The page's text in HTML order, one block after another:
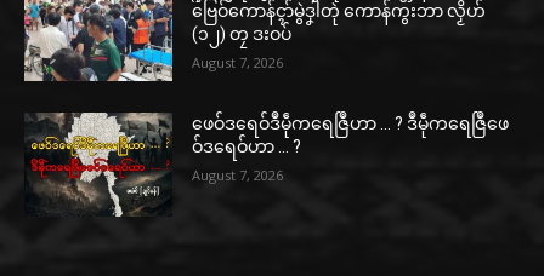
ဗြေဝ်ကောန်ၚာ်မွဲဒၞါဲတုဲ ကောန်ကွးဘာ လၟိဟ်
(၁၂) တၠ ဒးဝပ်
August 7, 2026
ဖေဝ်ဒရေဝ်ဒဳမဵုကရေဇြဳဟာ … ? ဒဳမဵုကရေဇြဳဖေ
ဝ်ဒရေဝ်ဟာ … ?
August 7, 2026